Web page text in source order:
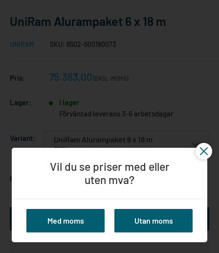
UniRam Alurampaket 6 x 18 m
UNIRAM SKU: 8502-600180073
Pris: Reapris
75.383,00 (EKSL. MOMS)
Lager:
I lager
Förväntad leverans 3-6 arbetsdagar
Variant: UniRam Alurampaket 6 x 18 m
SKU:8502-600180073
Kvantitet:
Lägg till i kundvagn
Vil du se priser med eller
uten mva?
Med moms Utan moms